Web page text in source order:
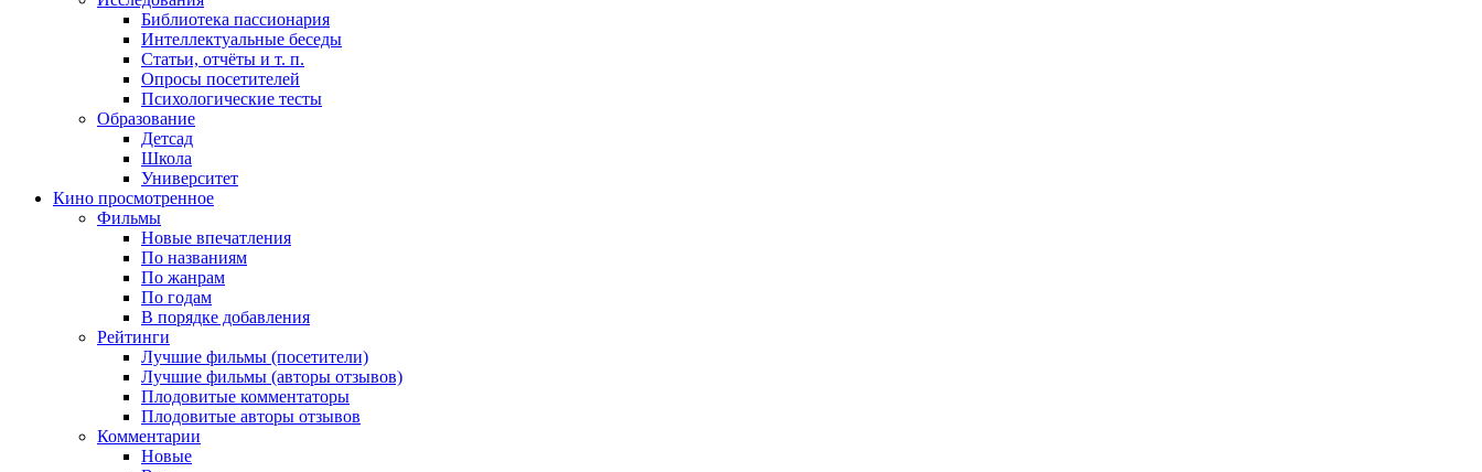
Библиотека пассионария
Интеллектуальные беседы
Статьи, отчёты и т. п.
Опросы посетителей
Психологические тесты
Образование
Детсад
Школа
Университет
Кино просмотренное
Фильмы
Новые впечатления
По названиям
По жанрам
По годам
В порядке добавления
Рейтинги
Лучшие фильмы (посетители)
Лучшие фильмы (авторы отзывов)
Плодовитые комментаторы
Плодовитые авторы отзывов
Комментарии
Новые